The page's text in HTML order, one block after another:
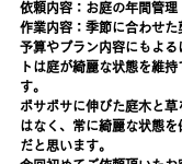
依頼内容：お庭の年間管理
作業内容：季節に合わせた
予算やプラン内容にもよ
トは庭が綺麗な状態を維
す。
ボサボサに伸びた庭木と
はなく、常に綺麗な状態
だと思います。